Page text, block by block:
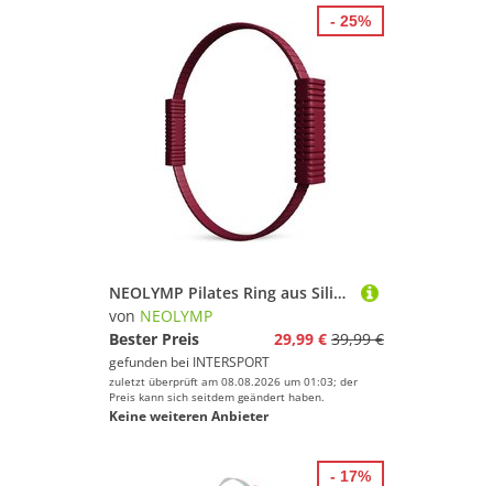
NEOLYMP Pilates Ring aus Silikon effektiver Fitnessring für Core-Training
von NEOLYMP
Bester Preis
29,99 € 39,99 €
gefunden bei INTERSPORT
zuletzt überprüft am 08.08.2026 um 01:03; der
Preis kann sich seitdem geändert haben.
Keine weiteren Anbieter
- 25%
- 17%